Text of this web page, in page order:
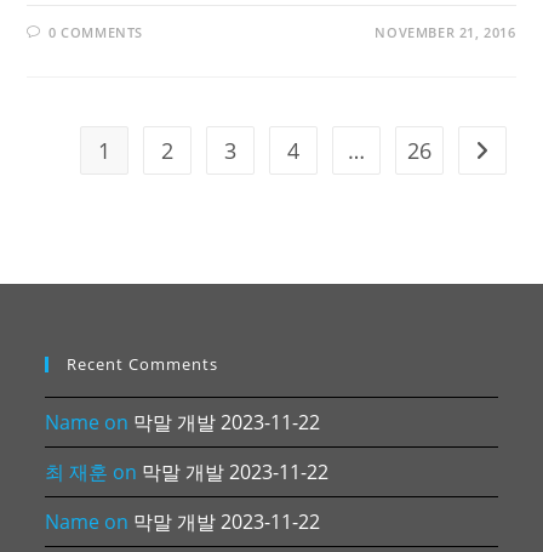
0 COMMENTS NOVEMBER 21, 2016
1 2 3 4 … 26 Go to
Recent Comments
Name on 막말 개발 2023-11-22
최 재훈 on 막말 개발 2023-11-22
Name on 막말 개발 2023-11-22